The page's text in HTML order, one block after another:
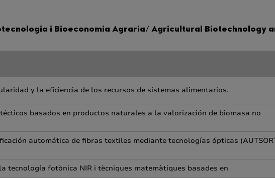
i Bioeconomia Agraria/ Agricultural Biotechnology
y la eficiencia de los recursos de sistemas alimentarios.
basados en productos naturales a la valorización de biomasa no
automática de fibras textiles mediante tecnologías ópticas
tecnología fotònica NIR i tècniques matemàtiques basades en